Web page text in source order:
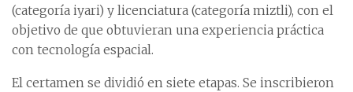
(categoría iyari) y licenciatura (categoría miztli), con el
objetivo de que obtuvieran una experiencia práctica
con tecnología espacial.
El certamen se dividió en siete etapas. Se inscribieron